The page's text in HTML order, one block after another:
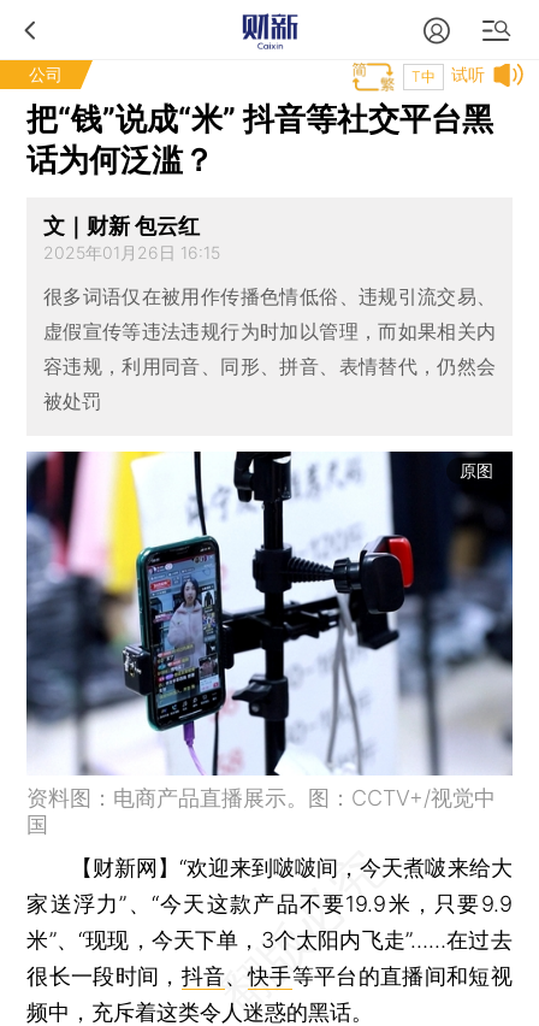
公司 试听
T中
把“钱”说成“米” 抖音等社交平台黑
话为何泛滥？
文｜财新 包云红
2025年01月26日 16:15
很多词语仅在被用作传播色情低俗、违规引流交易、
虚假宣传等违法违规行为时加以管理，而如果相关内
容违规，利用同音、同形、拼音、表情替代，仍然会
被处罚
原图
资料图：电商产品直播展示。图：CCTV+/视觉中
国
【财新网】 “欢迎来到啵啵间，今天煮啵来给大
家送浮力”、“今天这款产品不要19.9米，只要9.9
米”、“现现，今天下单，3个太阳内飞走”……在过去
很长一段时间， 抖音、快手等平台的直播间和短视
频中，充斥着这类令人迷惑的黑话。